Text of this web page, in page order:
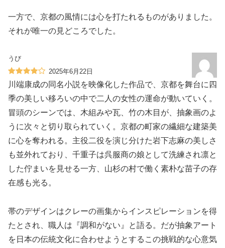
一方で、京都の風情には心を打たれるものがありました。
それが唯一の見どころでした。
うび
2025年6月22日
川端康成の同名小説を映像化した作品で、京都を舞台に四
季の美しい移ろいの中で二人の女性の運命が動いていく。
冒頭のシーンでは、木組みや瓦、竹の木目が、抽象画のよ
うに次々と切り取られていく。京都の町家の繊細な建築美
に心を奪われる。主役二役を演じ分けた岩下志麻の美しさ
も並外れており、千重子は呉服商の娘として洗練され凛と
した佇まいを見せる一方、山杉の村で働く素朴な苗子の存
在感も光る。
帯のデザインはクレーの画集からインスピレーションを得
たとされ、職人は『調和がない』と語る。だが抽象アート
を日本の伝統文化に合わせようとするこの挑戦的な心意気